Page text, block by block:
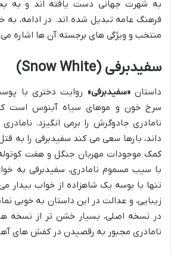
به شهرت جهانی دست یافته اند و به
فرهنگ عامه تبدیل شده اند. در ادامه، به
منتخب و ویژگی های برجسته آن ها اشاره
سفیدبرفی (Snow White)
داستان«سفیدبرفی» روایت دختری با
سرخ خون و موهای سیاه آبنوس است
نامادری جادوگرش را برمی انگیزد.
داند، بارها سعی می کند سفیدبرفی را به قتل
کمک موجودات مهربان جنگل و هفت کوتوله
با سیب مسموم نامادری، سفیدبرفی به
تنها با بوسه یک شاهزاده از خواب بیدار
زیبایی، و عدالت در این داستان به خوبی
در نسخه اصلی، بسیار خشن تر از نسخه
نامادری مجبور به رقصیدن در کفش های